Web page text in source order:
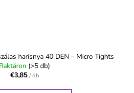
harisnya 40 DEN – Micro Tights
Raktáron (>5 db)
€3,85 / db